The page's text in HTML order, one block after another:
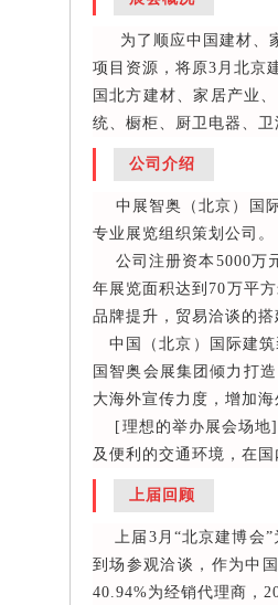
为了顺应中国建材、家
项目资源，将原3月北京
国北方建材、家居产业
统、橱柜、厨卫电器、
公司介绍
中展智奥（北京）国际
专业展览组织策划公司。
公司注册资本5000万
年展览面积达到70万平
品牌提升，贸易洽谈的
中国（北京）国际建筑
国智奥会展集团倾力打
大海外宣传力度，增加
[理想的举办展会场地]
及便利的交通环境，在
上届回顾
上届3月“北京建博会”
到场参观洽谈，作为中
40.94%为经销代理商，